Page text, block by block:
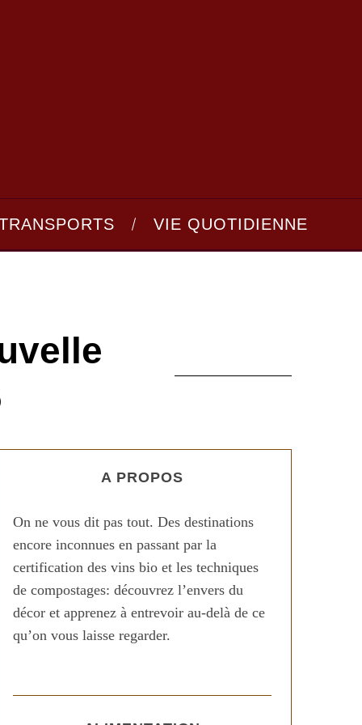
VIE QUOTIDIENNE
A PROPOS
On ne vous dit pas tout. Des destinations
encore inconnues en passant par la
certification des vins bio et les techniques
de compostages: découvrez l’envers du
décor et apprenez à entrevoir au-delà de ce
qu’on vous laisse regarder.